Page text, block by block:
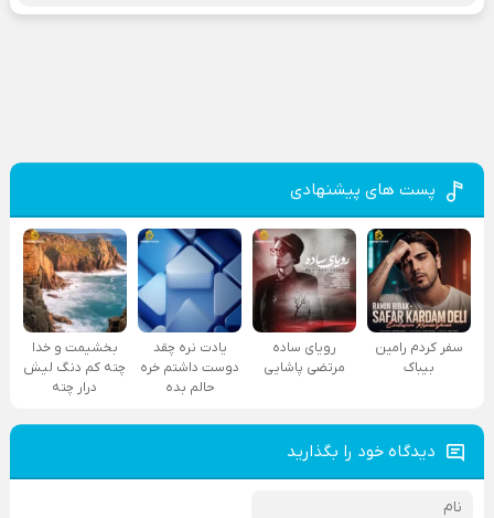
پست های پیشنهادی
سفر کردم رامین
بیباک
رویای ساده
مرتضی پاشایی
یادت نره چقد
دوست داشتم خره
حالم بده
بخشیمت و خدا
چته کم دنگ لیش
درار چته
دیدگاه خود را بگذارید